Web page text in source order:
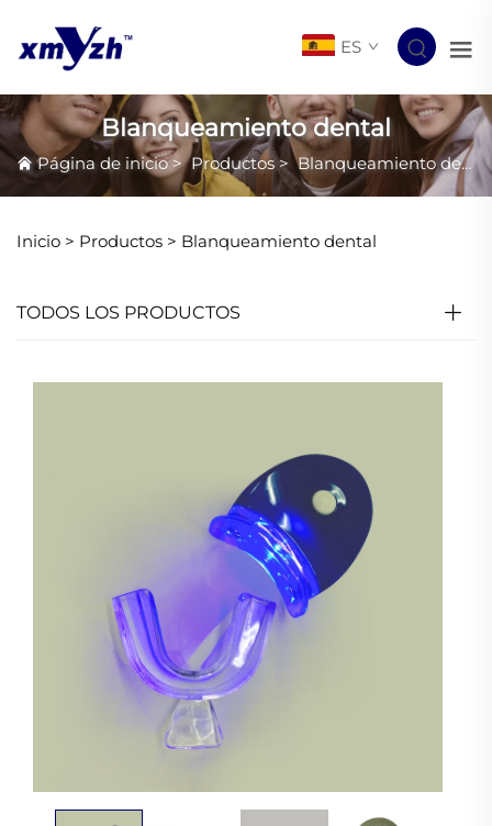
ES
Blanqueamiento dental
Página de inicio>Productos>Blanqueamiento dental
Inicio > Productos > Blanqueamiento dental
TODOS LOS PRODUCTOS